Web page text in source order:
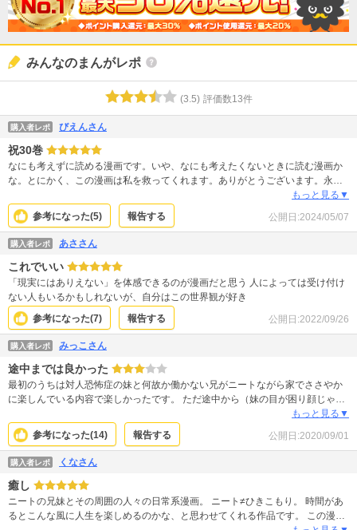
みんなのまんがレポ
(3.5) 評価数13件
購入者レポ びえんさん
祝30巻
なにも考えずに読める漫画です。いや、なにも考えたくないときに読む漫画か
な。とにかく、この漫画は私を救ってくれます。ありがとうございます。永遠
もっと見る▼
参考になった(5) 報告する 公開日:2024/05/07
購入者レポ あささん
これでいい
「現実にはありえない」を体感できるのが漫画だと思う 人によっては受け付け
ない人もいるかもしれないが、自分はこの世界観が好き
参考になった(7) 報告する 公開日:2022/09/26
購入者レポ みっこさん
途中までは良かった
最初のうちは対人恐怖症の妹と何故か働かない兄がニートながら家でささやか
に楽しんでいる内容で楽しかったです。 ただ途中から（妹の目が困り顔じゃな
く糸目みたいになってから）周りの人たちにいろいろ物を与えられるわ、妹の
性格もどんどん悪くなるわで楽しくなくなってきました。 妹もかなり図太い性
格になってるし、対人恐怖症というより単に嫌な奴って感じです。
もっと見る▼
参考になった(14) 報告する 公開日:2020/09/01
購入者レポ くなさん
癒し
ニートの兄妹とその周囲の人々の日常系漫画。 ニート≠ひきこもり。 時間があ
るとこんな風に人生を楽しめるのかな、と思わせてくれる作品です。 この漫画